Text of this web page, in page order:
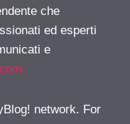
che
ed esperti
e
network. For